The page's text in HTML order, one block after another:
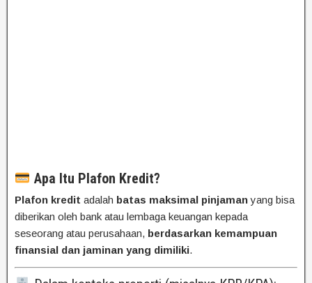
Apa Itu Plafon Kredit?
Plafon kredit adalah batas maksimal pinjamanyang bisa
diberikan oleh bank atau lembaga keuangan kepada
seseorang atau perusahaan, berdasarkan kemampuan
finansial dan jaminan yang dimiliki.